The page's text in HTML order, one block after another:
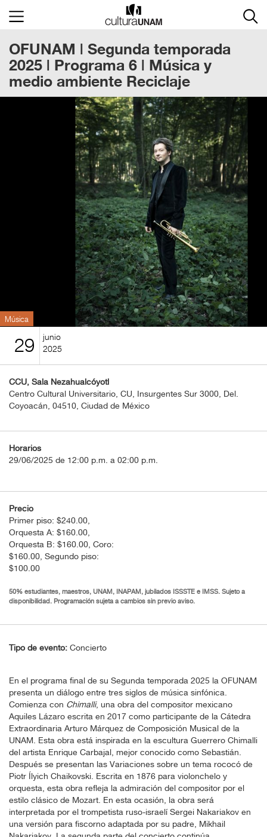
Cultura UNAM
ACTIVIDADES
CULTURALES
CONVOCATORIAS
DOCUMENTOS
Mensual
Puntos
OFUNAM | Segunda temporada
2025 | Programa 6 | Música y
medio ambiente Reciclaje
Música
29
junio
2025
CCU, Sala Nezahualcóyotl
Centro Cultural Universitario, CU, Insurgentes Sur 3000, Del.
Coyoacán, 04510, Ciudad de México
Horarios
29/06/2025 de 12:00 p.m. a 02:00 p.m.
Precio
Primer piso: $240.00,
Orquesta A: $160.00,
Orquesta B: $160.00, Coro:
$160.00, Segundo piso:
$100.00
50% estudiantes, maestros, UNAM, INAPAM, jubilados ISSSTE e IMSS. Sujeto a
disponibilidad. Programación sujeta a cambios sin previo aviso.
Tipo de evento: Concierto
En el programa final de su Segunda temporada 2025 la OFUNAM
presenta un diálogo entre tres siglos de música sinfónica.
Comienza con Chimalli, una obra del compositor mexicano
Aquiles Lázaro escrita en 2017 como participante de la Cátedra
Extraordinaria Arturo Márquez de Composición Musical de la
UNAM. Esta obra está inspirada en la escultura Guerrero Chimalli
del artista Enrique Carbajal, mejor conocido como Sebastián.
Después se presentan las Variaciones sobre un tema rococó de
Piotr Ílyich Chaikovski. Escrita en 1876 para violonchelo y
orquesta, esta obra refleja la admiración del compositor por el
estilo clásico de Mozart. En esta ocasión, la obra será
interpretada por el trompetista ruso-israelí Sergei Nakariakov en
una versión para fiscorno adaptada por su padre, Mikhail
×